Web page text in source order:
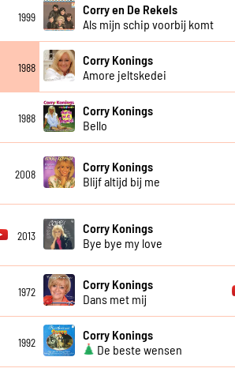
1999
Corry en De Rekels
Als mijn schip voorbij komt
1988
Corry Konings
Amore jeltskedei
1988
Corry Konings
Bello
2008
Corry Konings
Blijf altijd bij me
2013
Corry Konings
Bye bye my love
1972
Corry Konings
Dans met mij
1992
Corry Konings
De beste wensen